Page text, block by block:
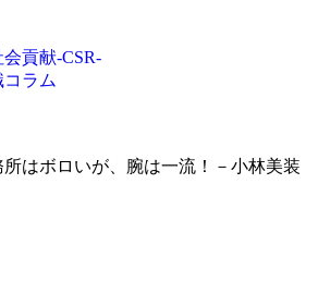
貢献-CSR-
ラム
はボロいが、腕は一流！－小林美装